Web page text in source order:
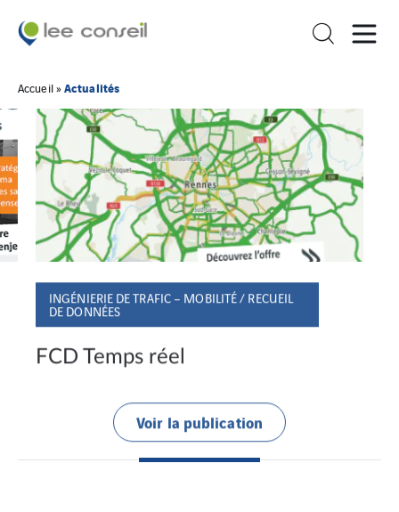
Accueil»Actualités
INGÉNIERIE DE TRAFIC – MOBILITÉ / RECUEIL
DE DONNÉES
FCD Temps réel
Voir la publication